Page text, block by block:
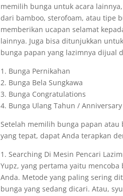
memilih bunga untuk acara
dari bamboo, sterofoam, atau tipe
memberikan ucapan selamat
lainnya. Juga bisa ditunjukkan
bunga papan yang lazimnya dijual
1. Bunga Pernikahan
2. Bunga Bela Sungkawa
3. Bunga Congratulations
4. Bunga Ulang Tahun / Anniversary
Setelah memilih bunga papan
yang tepat, dapat Anda terapkan
1. Searching Di Mesin Pencari
Yupz, yang pertama yaitu
Anda. Metode yang paling sering
bunga yang sedang dicari. Atau,